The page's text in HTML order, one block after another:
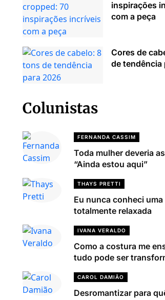
inspirações
com a peça
Cores de
de tendência
Colunistas
FERNANDA CASSIM
Toda mulher deveria
“Ainda estou aqui”
THAYS PRETTI
Eu nunca conheci
totalmente relaxada
IVANA VERALDO
Como a costura me
tudo pode ser
CAROL DAMIÃO
Desromantizar para